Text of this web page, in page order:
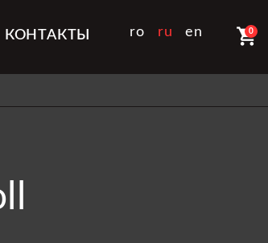
КОНТАКТЫ ro ru en 0
shopping_cart